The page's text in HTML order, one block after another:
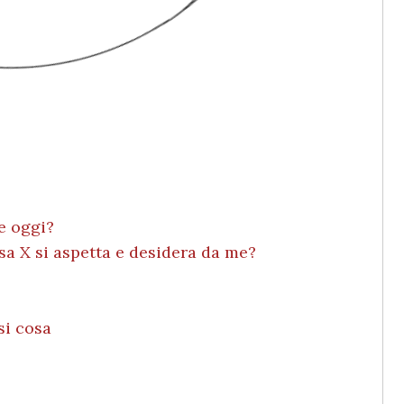
oggi?
X si aspetta e desidera da me?
cosa